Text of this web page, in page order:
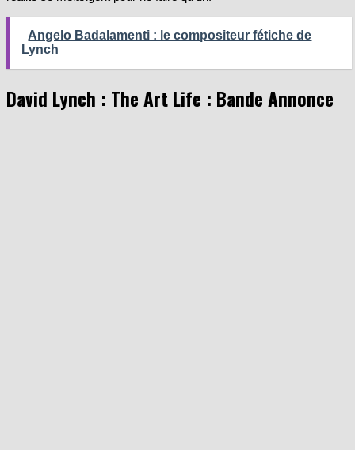
Angelo Badalamenti : le compositeur fétiche de
Lynch